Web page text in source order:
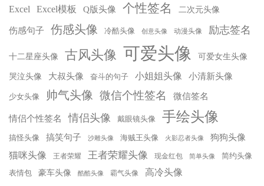
Excel Excel模板 Q版头像 个性签名 二次元头像
伤感句子 伤感头像 冷酷头像 创意头像 动漫头像 励志签名
十二星座头像 古风头像 可爱头像 可爱女生头像
哭泣头像 大叔头像 奋斗的句子 小姐姐头像 小清新头像
少女头像 帅气头像 微信个性签名 微信签名
情侣个性签名 情侣头像 戴眼镜头像 手绘头像
搞怪头像 搞笑句子 沙雕头像 海贼王头像 火影忍者头像 狗狗头像
猫咪头像 王者荣耀 王者荣耀头像 现金红包 简单头像 简约头像
表情包 豪车头像 酷酷头像 霸气头像 高冷头像